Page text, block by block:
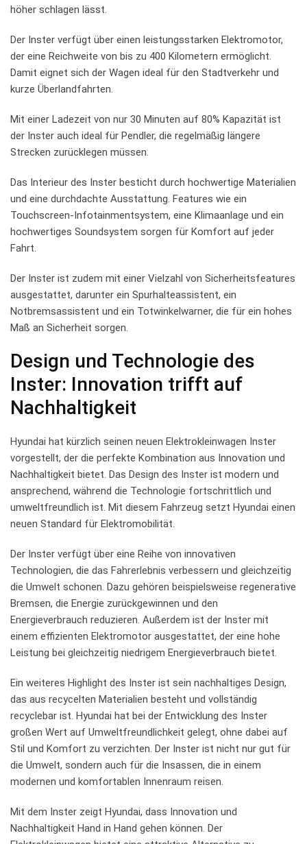
höher schlagen lässt.
Der Inster verfügt über einen leistungsstarken Elektromotor,
der eine Reichweite von bis zu‍ 400 Kilometern‌ ermöglicht.
Damit eignet sich ⁢der ⁢Wagen ideal für den ‍Stadtverkehr und⁣
kurze Überlandfahrten.
Mit ⁢einer⁢ Ladezeit von nur 30 Minuten auf ‍80%‌ Kapazität ist
der Inster auch ideal für Pendler, die regelmäßig längere
Strecken ​zurücklegen müssen.
Das Interieur des ​Inster ​besticht⁢ durch hochwertige ⁢Materialien‍
und eine durchdachte Ausstattung. Features wie ein
Touchscreen-Infotainmentsystem, ⁣eine ⁢Klimaanlage und ein
hochwertiges ​Soundsystem ‍sorgen⁤ für Komfort auf ⁤jeder
Fahrt.
Der Inster ist ‌zudem mit einer Vielzahl von Sicherheitsfeatures
ausgestattet, darunter ⁣ein Spurhalteassistent, ⁢ein
Notbremsassistent und ein Totwinkelwarner,‍ die für ein hohes
Maß ⁤an ⁤Sicherheit sorgen.
Design und Technologie des
⁣Inster: Innovation​ trifft auf
Nachhaltigkeit
Hyundai⁢ hat kürzlich seinen neuen ​Elektrokleinwagen Inster
vorgestellt, der die perfekte Kombination aus Innovation und
Nachhaltigkeit bietet. Das Design ⁣des Inster ist‍ modern und⁣
ansprechend, während⁢ die Technologie⁤ fortschrittlich⁢ und
umweltfreundlich ist. Mit diesem Fahrzeug⁣ setzt Hyundai einen
neuen Standard für Elektromobilität.
Der Inster verfügt über‍ eine ​Reihe von innovativen
Technologien, die das Fahrerlebnis verbessern und gleichzeitig
die Umwelt⁤ schonen. Dazu gehören beispielsweise ‌regenerative
Bremsen, die Energie zurückgewinnen ​und den
⁢Energieverbrauch ⁤reduzieren.​ Außerdem⁢ ist ‍der Inster mit
einem ⁣effizienten⁣ Elektromotor​ ausgestattet, der eine hohe
Leistung bei gleichzeitig niedrigem⁤ Energieverbrauch ⁣bietet.
Ein​ weiteres Highlight des⁢ Inster ist sein nachhaltiges Design,
das aus recycelten Materialien besteht und vollständig
recyclebar ist. Hyundai hat ⁣bei der⁣ Entwicklung des Inster
großen Wert auf Umweltfreundlichkeit​ gelegt, ⁣ohne dabei auf
Stil und Komfort zu verzichten. Der ‌Inster ist nicht nur gut für
die Umwelt, sondern ⁣auch für die Insassen, die in einem
modernen und komfortablen Innenraum reisen.
Mit dem Inster‍ zeigt Hyundai,‍ dass Innovation und
Nachhaltigkeit Hand‍ in Hand gehen können. Der⁣